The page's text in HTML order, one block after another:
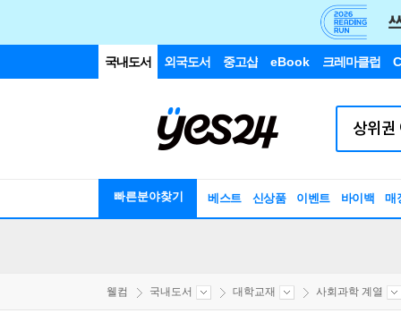
국내도서 외국도서 중고샵 eBook 크레마클럽
빠른분야찾기 베스트 신상품 이벤트 바이백 매
웰컴 국내도서 대학교재 사회과학 계열